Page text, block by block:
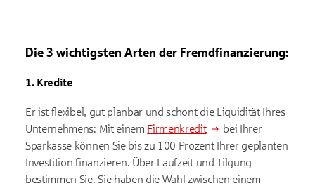
Die 3 wichtigsten Arten der Fremdfinanzierung:
1. Kredite
Er ist flexibel, gut planbar und schont die Liquidität Ihres
Unternehmens: Mit einem Firmenkredit
bei Ihrer
Sparkasse können Sie bis zu 100 Prozent Ihrer geplanten
Investition finanzieren. Über Laufzeit und Tilgung
bestimmen Sie. Sie haben die Wahl zwischen einem